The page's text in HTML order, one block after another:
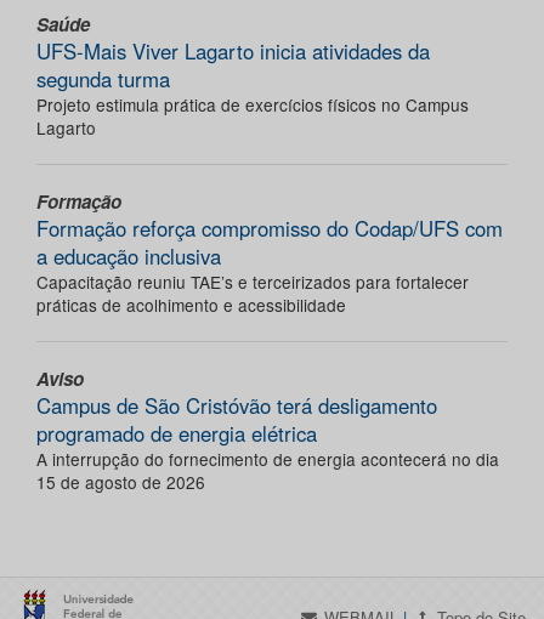
Saúde
UFS-Mais Viver Lagarto inicia atividades da
segunda turma
Projeto estimula prática de exercícios físicos no Campus
Lagarto
Formação
Formação reforça compromisso do Codap/UFS com
a educação inclusiva
Capacitação reuniu TAE’s e terceirizados para fortalecer
práticas de acolhimento e acessibilidade
Aviso
Campus de São Cristóvão terá desligamento
programado de energia elétrica
A interrupção do fornecimento de energia acontecerá no dia
15 de agosto de 2026